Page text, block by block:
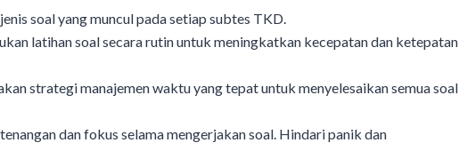
soal yang muncul pada setiap subtes TKD.
latihan soal secara rutin untuk meningkatkan kecepatan dan ketepatan
strategi manajemen waktu yang tepat untuk menyelesaikan semua soal
dan fokus selama mengerjakan soal. Hindari panik dan